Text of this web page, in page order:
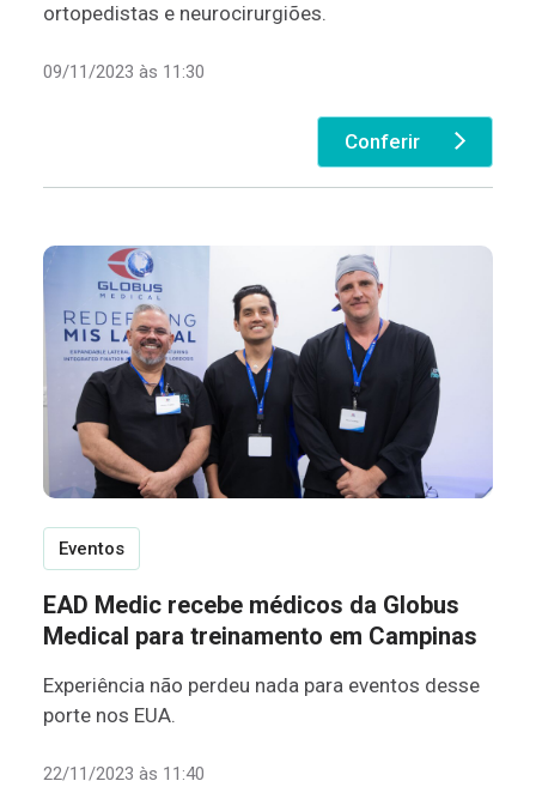
ortopedistas e neurocirurgiões.
09/11/2023 às 11:30
Conferir
Eventos
EAD Medic recebe médicos da Globus
Medical para treinamento em Campinas
Experiência não perdeu nada para eventos desse
porte nos EUA.
22/11/2023 às 11:40